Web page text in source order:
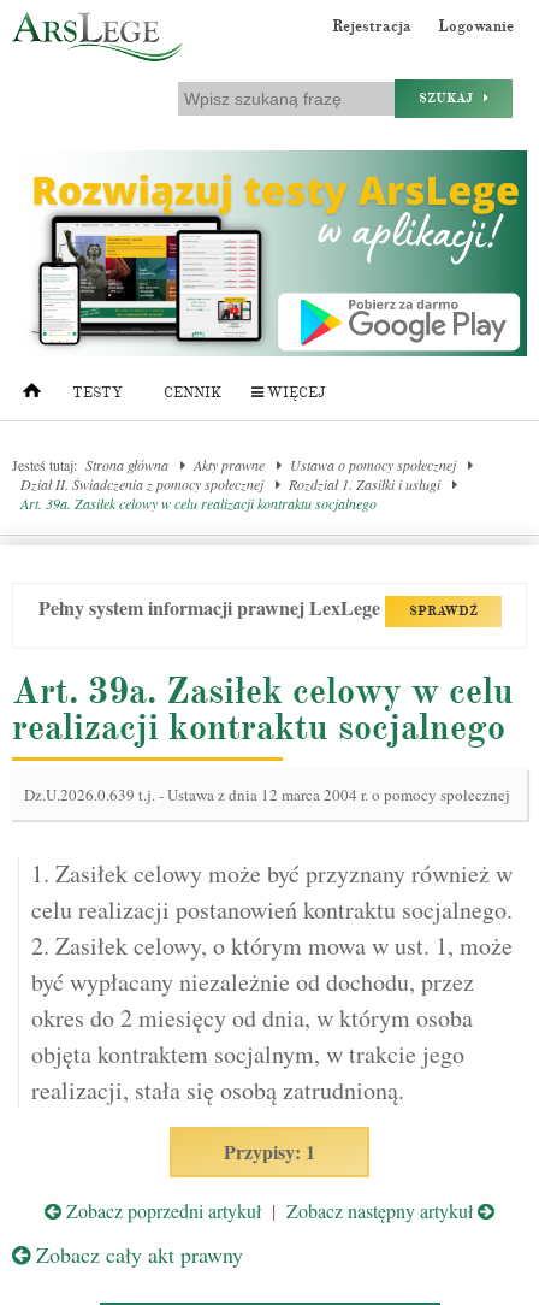
Rejestracja Logowanie
SZUKAJ
TESTY CENNIK WIĘCEJ
Jesteś tutaj: Strona główna Akty prawne
Ustawa o pomocy społecznej
Dział II. Świadczenia z pomocy społecznej
Rozdział 1. Zasiłki i usługi
Art. 39a. Zasiłek celowy w celu realizacji kontraktu socjalnego
Pełny system informacji prawnej LexLege SPRAWDŹ
Art. 39a. Zasiłek celowy w celu
realizacji kontraktu socjalnego
Dz.U.2026.0.639 t.j.-Ustawa z dnia 12 marca 2004 r. o pomocy społecznej
1. Zasiłek celowy może być przyznany również w
celu realizacji postanowień kontraktu socjalnego.
2. Zasiłek celowy, o którym mowa w ust. 1, może
być wypłacany niezależnie od dochodu, przez
okres do 2 miesięcy od dnia, w którym osoba
objęta kontraktem socjalnym, w trakcie jego
realizacji, stała się osobą zatrudnioną.
Przypisy: 1
Zobacz poprzedni artykuł | Zobacz następny artykuł
Zobacz cały akt prawny